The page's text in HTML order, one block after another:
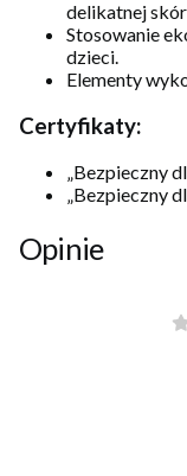
delikatnej
Stosowanie
dzieci.
Elementy
Certyfikaty:
„Bezpieczny
„Bezpieczny
Opinie